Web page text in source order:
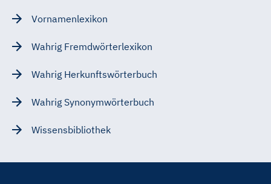
Vornamenlexikon
Wahrig Fremdwörterlexikon
Wahrig Herkunftswörterbuch
Wahrig Synonymwörterbuch
Wissensbibliothek